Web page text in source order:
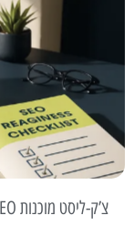
צ’ק-ליסט מוכנות SEO לאתר חדש: המדריך המלא לפני תחילת קידום